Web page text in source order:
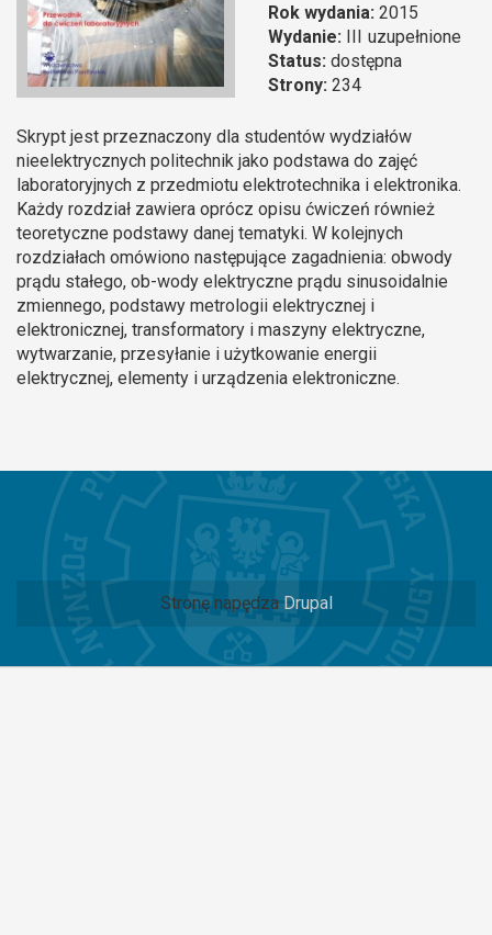
Rok wydania: 2015
Wydanie: III uzupełnione
Status: dostępna
Strony: 234
Skrypt jest przeznaczony dla studentów wydziałów
nieelektrycznych politechnik jako podstawa do zajęć
laboratoryjnych z przedmiotu elektrotechnika i elektronika.
Każdy rozdział zawiera oprócz opisu ćwiczeń również
teoretyczne podstawy danej tematyki. W kolejnych
rozdziałach omówiono następujące zagadnienia: obwody
prądu stałego, ob-wody elektryczne prądu sinusoidalnie
zmiennego, podstawy metrologii elektrycznej i
elektronicznej, transformatory i maszyny elektryczne,
wytwarzanie, przesyłanie i użytkowanie energii
elektrycznej, elementy i urządzenia elektroniczne.
Stronę napędza Drupal